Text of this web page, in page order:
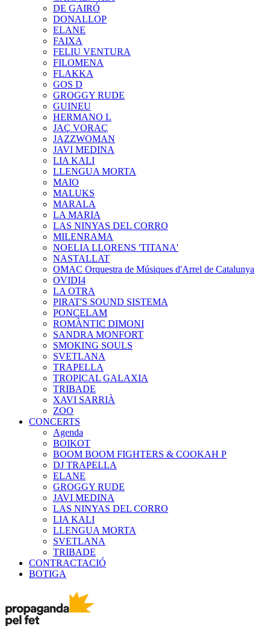
DE GAIRÓ
DONALLOP
ELANE
FAIXA
FELIU VENTURA
FILOMENA
FLAKKA
GOS D
GROGGY RUDE
GUINEU
HERMANO L
JAÇ VORAÇ
JAZZWOMAN
JAVI MEDINA
LIA KALI
LLENGUA MORTA
MAIO
MALUKS
MARALA
LA MARIA
LAS NINYAS DEL CORRO
MILENRAMA
NOELIA LLORENS 'TITANA'
NASTALLAT
OMAC Orquestra de Músiques d'Arrel de Catalunya
OVIDI4
LA OTRA
PIRAT'S SOUND SISTEMA
PONCELAM
ROMÀNTIC DIMONI
SANDRA MONFORT
SMOKING SOULS
SVETLANA
TRAPELLA
TROPICAL GALAXIA
TRIBADE
XAVI SARRIÀ
ZOO
CONCERTS
Agenda
BOIKOT
BOOM BOOM FIGHTERS & COOKAH P
DJ TRAPELLA
ELANE
GROGGY RUDE
JAVI MEDINA
LAS NINYAS DEL CORRO
LIA KALI
LLENGUA MORTA
SVETLANA
TRIBADE
CONTRACTACIÓ
BOTIGA